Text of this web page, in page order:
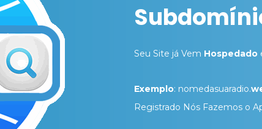
Seu Site já Vem Hospedado
Exemplo: nomedasuaradio.
Registrado Nós Fazemos o